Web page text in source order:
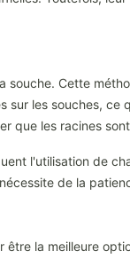
Cette
les souches, ce
que les racines
l'utilisation de
de la
la meilleure